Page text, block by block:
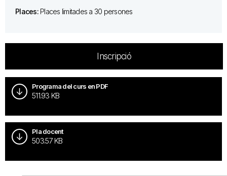
Places: Places limitades a 30 persones
Inscripció
Programa del curs en PDF
511.93 KB
Pla docent
503.57 KB